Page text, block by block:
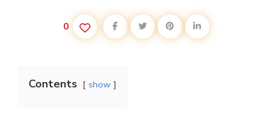
0
Contents show